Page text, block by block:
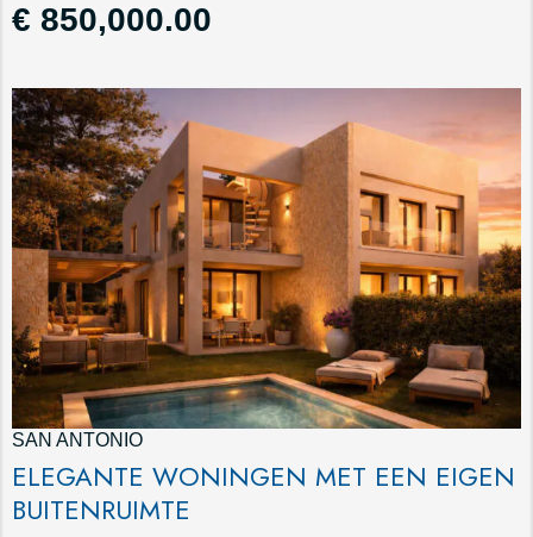
€ 850,000.00
SAN ANTONIO
ELEGANTE WONINGEN MET EEN EIGEN
BUITENRUIMTE